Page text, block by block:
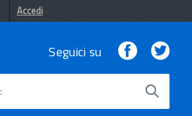
Accedi
Seguici su Facebook